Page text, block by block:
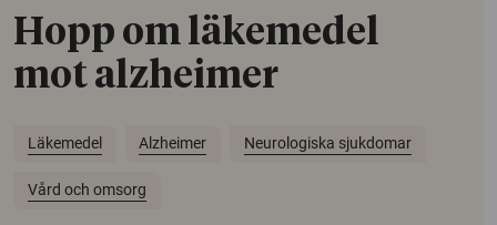
Hopp om läkemedel
mot alzheimer
Läkemedel Alzheimer Neurologiska sjukdomar
Vård och omsorg